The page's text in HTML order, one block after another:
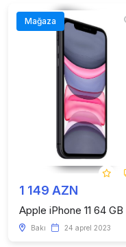
Mağaza
1 149 AZN
Apple iPhone 11 64 GB
Bakı 24 aprel 2023